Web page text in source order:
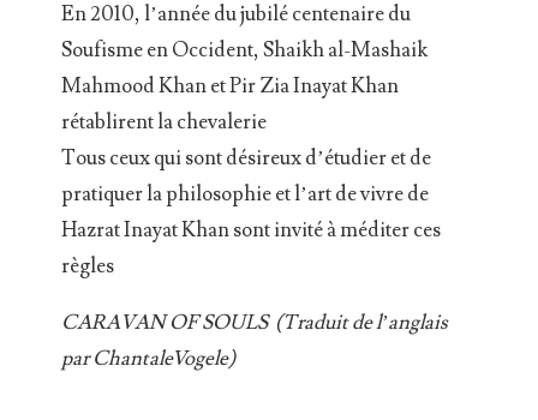
En 2010, l’année du jubilé centenaire du
Soufisme en Occident, Shaikh al-Mashaik
Mahmood Khan et Pir Zia Inayat Khan
rétablirent la chevalerie
Tous ceux qui sont désireux d’étudier et de
pratiquer la philosophie et l’art de vivre de
Hazrat Inayat Khan sont invité à méditer ces
règles
CARAVAN OF SOULS (Traduit de l’anglais
par ChantaleVogele)